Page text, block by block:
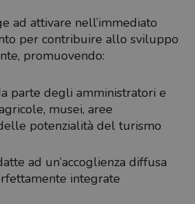
ad attivare nell’immediato
per contribuire allo sviluppo
promuovendo:
parte degli amministratori e
musei, aree
potenzialità del turismo
ad un’accoglienza diffusa
integrate